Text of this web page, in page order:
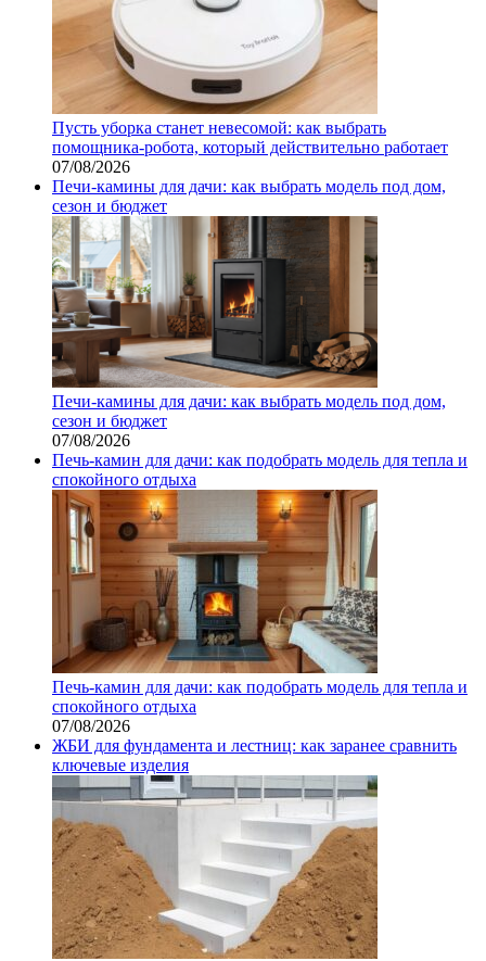
Пусть уборка станет невесомой: как выбрать
помощника‑робота, который действительно работает
07/08/2026
Печи-камины для дачи: как выбрать модель под дом,
сезон и бюджет
Печи-камины для дачи: как выбрать модель под дом,
сезон и бюджет
07/08/2026
Печь-камин для дачи: как подобрать модель для тепла и
спокойного отдыха
Печь-камин для дачи: как подобрать модель для тепла и
спокойного отдыха
07/08/2026
ЖБИ для фундамента и лестниц: как заранее сравнить
ключевые изделия